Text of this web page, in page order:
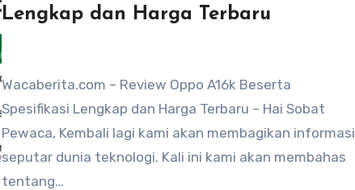
Lengkap dan Harga Terbaru
Wacaberita.com – Review Oppo A16k Beserta
Spesifikasi Lengkap dan Harga Terbaru – Hai Sobat
Pewaca, Kembali lagi kami akan membagikan informasi
seputar dunia teknologi. Kali ini kami akan membahas
tentang…